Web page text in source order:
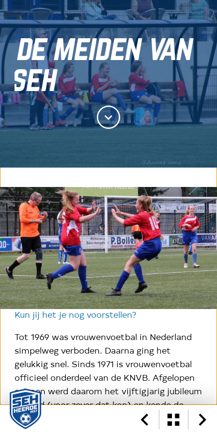
de meiden van
seh
Kun jij het je nog voorstellen?
Tot 1969 was vrouwenvoetbal in Nederland
simpelweg verboden. Daarna ging het
gelukkig snel. Sinds 1971 is vrouwenvoetbal
officieel onderdeel van de KNVB. Afgelopen
seizoen werd daarom het vijftigjarig jubileum
gevierd (voor zover dat kon) en kende de
KNVB bijna 160.000 (!) vrouwelijke leden.
Cover 01